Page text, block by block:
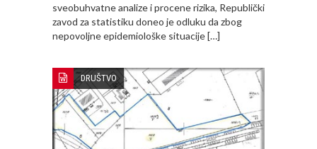
sveobuhvatne analize i procene rizika, Republički
zavod za statistiku doneo je odluku da zbog
nepovoljne epidemiološke situacije […]
DRUŠTVO